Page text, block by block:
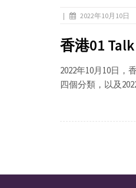
| 2022年10月10日
香港01
2022年10月10日，
四個分類，以及